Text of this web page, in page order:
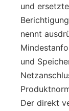
und
nennt
und
Der direkt